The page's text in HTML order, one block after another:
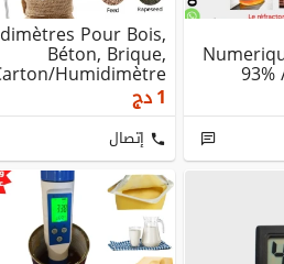
Pour Bois,
Béton, Brique,
Humidimètre
Pour Grains, Céréales
1دج
إتصال